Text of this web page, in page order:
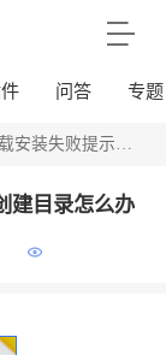
问答 专题
示不能创建目录怎么办
建目录怎么办